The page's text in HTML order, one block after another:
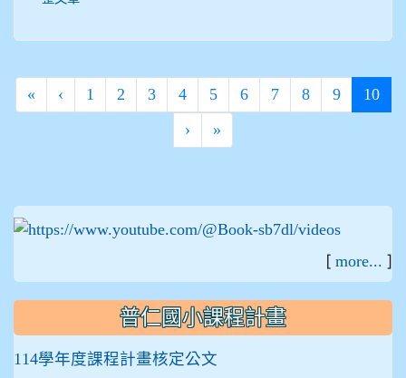
« ‹ 1 2 3 4 5 6 7 8 9 10
› »
[ more... ]
普仁國小課程計畫
114學年度課程計畫核定公文